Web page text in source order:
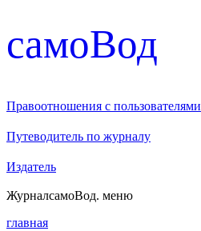
cамоВод
Правоотношения с пользователями
Путеводитель по журналу
Издатель
ЖурналсамоВод. меню
главная